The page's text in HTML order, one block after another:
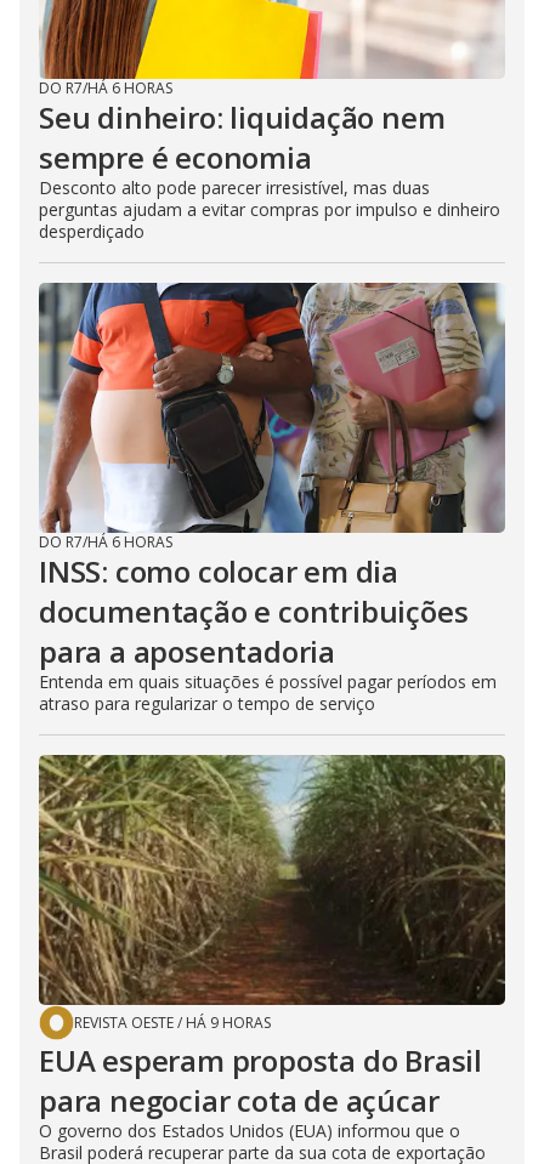
DO R7/HÁ 6 HORAS
Seu dinheiro: liquidação nem
sempre é economia
Desconto alto pode parecer irresistível, mas duas
perguntas ajudam a evitar compras por impulso e dinheiro
desperdiçado
DO R7/HÁ 6 HORAS
INSS: como colocar em dia
documentação e contribuições
para a aposentadoria
Entenda em quais situações é possível pagar períodos em
atraso para regularizar o tempo de serviço
REVISTA OESTE/ HÁ 9 HORAS
EUA esperam proposta do Brasil
para negociar cota de açúcar
O governo dos Estados Unidos (EUA) informou que o
Brasil poderá recuperar parte da sua cota de exportação